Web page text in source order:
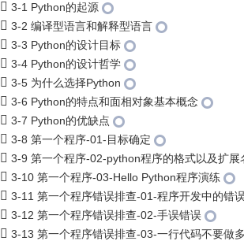
3-1 Python的起源
3-2 编译型语言和解释型语言
3-3 Python的设计目标
3-4 Python的设计哲学
3-5 为什么选择Python
3-6 Python的特点和面相对象基本概念
3-7 Python的优缺点
3-8 第一个程序-01-目标确定
3-9 第一个程序-02-python程序的格式以及扩展
3-10 第一个程序-03-Hello Python程序演练
3-11 第一个程序错误排查-01-程序开发中的错
3-12 第一个程序错误排查-02-手误错误
3-13 第一个程序错误排查-03-一行代码不要做